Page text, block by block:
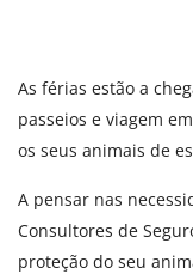
As férias estão a
passeios e viagem
os seus animais de
A pensar nas
Consultores de
proteção do seu